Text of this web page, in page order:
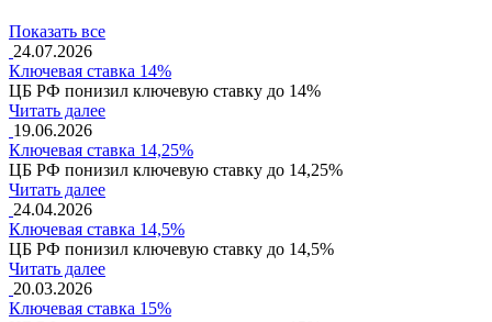
Показать все
24.07.2026
Ключевая ставка 14%
ЦБ РФ понизил ключевую ставку до 14%
Читать далее
19.06.2026
Ключевая ставка 14,25%
ЦБ РФ понизил ключевую ставку до 14,25%
Читать далее
24.04.2026
Ключевая ставка 14,5%
ЦБ РФ понизил ключевую ставку до 14,5%
Читать далее
20.03.2026
Ключевая ставка 15%